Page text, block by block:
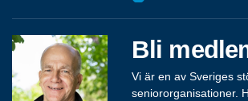
Bli
Vi är en av Sveriges
seniororganisationer.